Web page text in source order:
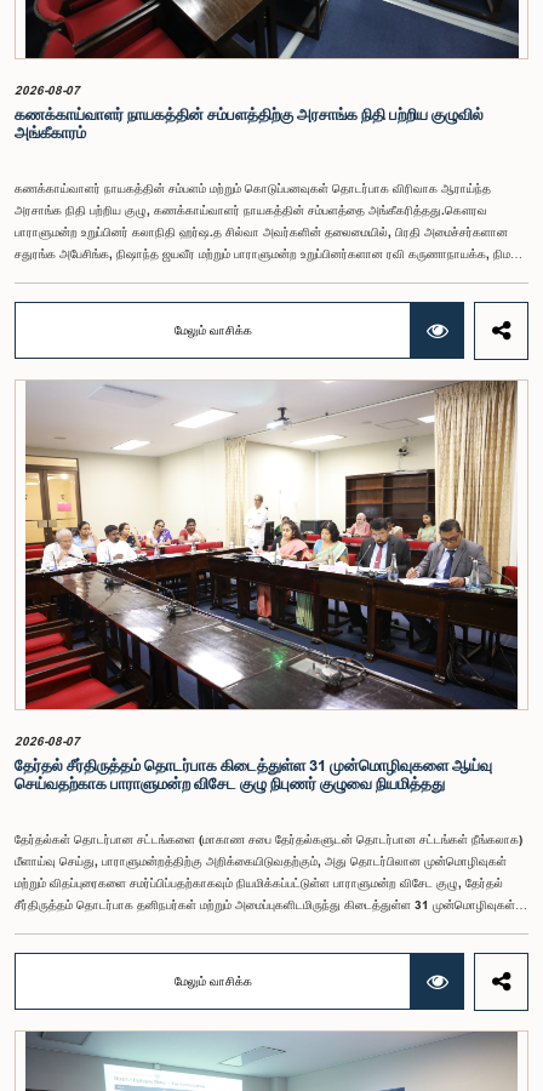
2026-08-07
கணக்காய்வாளர் நாயகத்தின் சம்பளத்திற்கு அரசாங்க நிதி பற்றிய குழுவில்
அங்கீகாரம்
கணக்காய்வாளர் நாயகத்தின் சம்பளம் மற்றும் கொடுப்பனவுகள் தொடர்பாக விரிவாக ஆராய்ந்த
அரசாங்க நிதி பற்றிய குழு, கணக்காய்வாளர் நாயகத்தின் சம்பளத்தை அங்கீகரித்தது.கௌரவ
பாராளுமன்ற உறுப்பினர் கலாநிதி ஹர்ஷ.த சில்வா அவர்களின் தலைமையில், பிரதி அமைச்சர்களான
சதுரங்க அபேசிங்க, நிஷாந்த ஜயவீர மற்றும் பாராளுமன்ற உறுப்பினர்களான ரவி கருணாநாயக்க, நிமல்
நிதி பற்றிய குழுக் கூட்டத்திலேயே இந்த அங்கீகாரம் வழங்கப்பட்டது.இலங்கை ஜனநாயக சோசலிசக்
குடியரசின் அரசியலமைப்பின் 153(2) ஆம் உறுப்புரையின் பிரகாரம், கணக்காய்வாளர் நாயகத்தின்
சம்பளம் தொடர்பான பிரேரணை குழுவின் கவனத்திற்கு கொண்டு வரப்பட்டது.இதன்போது,
கணக்காய்வாளர் நாயகத்தின் பொறுப்புகள், அரச நிதி மேற்பார்வை மற்றும் கணக்காய்வுத் துறையின்
சுயாதீனத் தன்மை உள்ளிட்ட விடயங்களை கருத்தில் கொண்டு, சம்பள மட்டம் தொடர்பாக குழுத்
தலைவர் உள்ளிட்ட உறுப்பினர்கள் தமது கருத்துகளையும் பரிந்துரைகளையும் முன்வைத்தனர்.மேலும்,
அரசியலமைப்பின் 170 ஆம் உறுப்புரையின் பிரகாரம், கணக்காய்வாளர் நாயகம் ஒரு அரசாங்க ஊழியர்
அல்ல என்பதையும், நடைமுறையில் உள்ள அரசாங்க சம்பள அளவுகோலுக்கு வெளியே இப்பதவிக்கான
சம்பளத்தை விசேடமாக பரிசீலிக்க முடியும் என்பதையும் குழு சுட்டிக்காட்டியது.முன்மொழியப்பட்ட சம்பளத்
தொகை, முன்னர் பதவி வகித்த கணக்காய்வாளர் நாயகங்களின் சம்பளங்களையும் கருத்தில் கொண்டு
நிர்ணயிக்கப்பட்டதாக அதிகாரிகள் தெரிவித்தனர். இதற்கு முன்னர், சம்பளங்கள் மற்றும் பணியாளர்
ஆணைக்குழுவே இத்தகைய சம்பளங்களை நிர்ணயித்து வந்த போதிலும், தற்போது அத்தகைய
ஆணைக்குழு இல்லையெனவும் அதிகாரிகள் குறிப்பிட்டனர்.கணக்காய்வாளர் நாயகத்திற்கான
முன்மொழியப்பட்ட சம்பள மட்டத்தை குழு அங்கீகரித்திருந்தாலும், அப்பதவிக்கு வழங்கப்பட்டுள்ள
பொறுப்புகள் மற்றும் கடமைகளின் முக்கியத்துவத்தை கருத்தில் கொண்டு, அந்தச் சம்பளம் மேலும்
உயர்ந்த மட்டத்தில் இருக்க வேண்டும் என்ற கருத்தை குழுத் தலைவர் உள்ளிட்ட உறுப்பினர்கள்
முன்வைத்தனர்.அதன்படி, எதிர்காலத்தில் இச்சம்பள மட்டம் தொடர்பாக மேலும் கவனம் செலுத்தி
தேவையான தீர்மானங்கள் எடுக்கப்பட வேண்டியதன் அவசியம் குழுவில் வலியுறுத்தப்பட்டது. மேலும்,
நிரந்தரமானதும் சுயாதீனமானதுமான சம்பள மற்றும் பணியாளர் ஆணைக்குழுவை நிறுவுவதற்கான
யோசனையையும் குழுத் தலைவர் முன்வைத்தார்.
மேலும் வாசிக்க
2026-08-07
தேர்தல் சீர்திருத்தம் தொடர்பாக கிடைத்துள்ள 31 முன்மொழிவுகளை ஆய்வு
செய்வதற்காக பாராளுமன்ற விசேட குழு நிபுணர் குழுவை நியமித்தது
தேர்தல்கள் தொடர்பான சட்டங்களை (மாகாண சபை தேர்தல்களுடன் தொடர்பான சட்டங்கள் நீங்கலாக)
மீளாய்வு செய்து, பாராளுமன்றத்திற்கு அறிக்கையிடுவதற்கும், அது தொடர்பிலான முன்மொழிவுகள்
மற்றும் விதப்புரைகளை சமர்ப்பிப்பதற்காகவும் நியமிக்கப்பட்டுள்ள பாராளுமன்ற விசேட குழு, தேர்தல்
சீர்திருத்தம் தொடர்பாக தனிநபர்கள் மற்றும் அமைப்புகளிடமிருந்து கிடைத்துள்ள 31 முன்மொழிவுகள்
நியமித்துள்ளது.கௌரவ பொது நிர்வாக, மாகாண சபைகள் மற்றும் உள்ளூராட்சி அமைச்சர் பேராசிரியர்
ஏ.எச்.எம்.எச்.அபயரத்ன அவர்கள் தலைமையில் அண்மையில் பாராளுமன்றத்தில் நடைபெற்ற குறித்த
விசேட குழுக் கூட்டத்தின் போதே இத்தீர்மானம் எடுக்கப்பட்டது.2004, 2007 மற்றும் 2022 ஆம்
ஆண்டுகளில் வெளியிடப்பட்ட பாராளுமன்ற விசேட குழுக்களின் அறிக்கைகள் மற்றும் தனிநபர்கள்,
அமைப்புகள் ஆகியவற்றினால் சமர்ப்பிக்கப்பட்டுள்ள 31 முன்மொழிவுகளை அடிப்படையாகக் கொண்டு
தேர்தல் சீர்திருத்தங்கள் தொடர்பாக விரிவான கலந்துரையாடல் இங்கு இடம்பெற்றது.உள்ளூராட்சி
மேலும் வாசிக்க